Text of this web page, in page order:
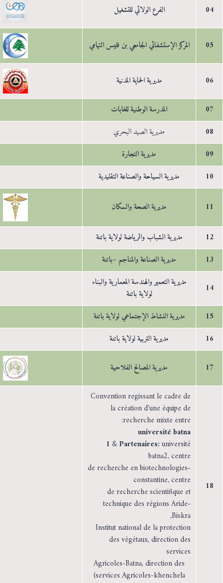
04 الفرع الولائي للتشغيل
05 المركز الإستشفائي الجامعي بن فليس التهامي
06 مديرية الحماية المدنية
07
المدرسة الوطنية للغابات
08
مديرية الصيد البحري
09
مديرية التجارة
10
مديرية السياحة والصناعة التقليدية
11 مديرية الصحة والسكان
12
مديرية الشباب والرياضة لولاية باتنة
13
مديرية الصناعة والمناجم –باتنة
14
مديرية التعمير والهندسة المعمارية والبناء
لولاية باتنة
15
مديرية النشاط الإجتماعي لولاية باتنة
16
مديرية التربية لولاية باتنة
17 مديرية المصالح الفلاحية
18
Convention regissant le cadre de
la création d'une équipe de
recherche mixte entre:
université batna
1 &Partenaires:université
batna2, centre
de recherche en biotechnologies-
constantine, centre
de recherche scientifique et
technique des régions Aride-
Biskra,
Institut national de la protection
des végétaux, direction des
services
Agricoles-Batna, direction des
services Agricoles-khenchela)